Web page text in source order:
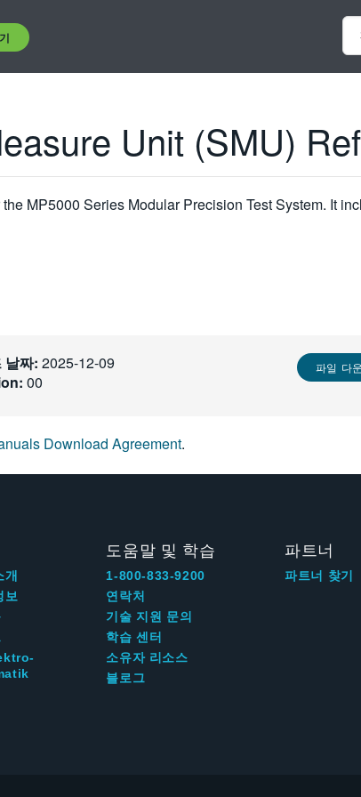
Unit (SMU)
MP5000 Series Modular Precision Test System. It
날짜: 2025-12-09
00
파일 다
Download Agreement.
개
보
도움말 및 학습
1-800-833-9200
연락처
기술 지원 문의
학습 센터
소유자 리소스
블로그
파트너
파트너 찾기